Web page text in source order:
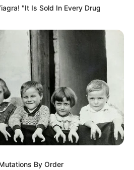
"It Is Sold In Every Drug
By Order